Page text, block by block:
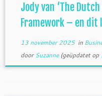
Jody van ‘The
Framework – en dit
13 november 2025in
doorSuzanne(geüpdatet op